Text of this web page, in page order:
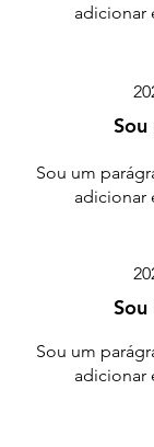
adicionar
Sou um
adicionar
Sou um
adicionar